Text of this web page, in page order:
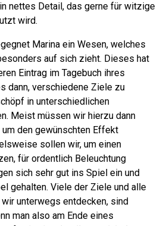
nettes Detail, das gerne für witzige
wird.
Marina ein Wesen, welches
auf sich zieht. Dieses hat
Eintrag im Tagebuch ihres
dann, verschiedene Ziele zu
in unterschiedlichen
Meist müssen wir hierzu dann
den gewünschten Effekt
sollen wir, um einen
für ordentlich Beleuchtung
sich sehr gut ins Spiel ein und
gehalten. Viele der Ziele und alle
unterwegs entdecken, sind
man also am Ende eines